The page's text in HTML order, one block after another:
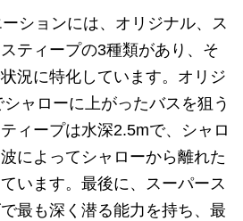
ションには、オリジナル、ス
ティープの3種類があり、そ
況に特化しています。オリジ
ャローに上がったバスを狙う
ィープは水深2.5mで、シャロ
によってシャローから離れた
います。最後に、スーパース
最も深く潜る能力を持ち、最